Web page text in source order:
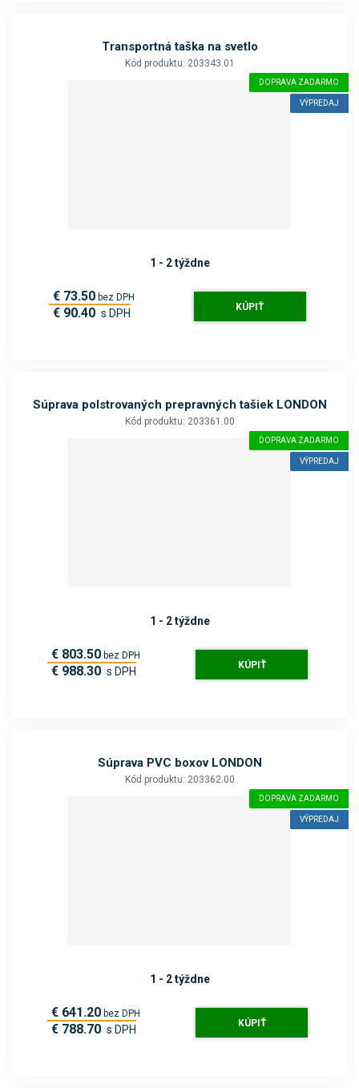
Transportná taška na svetlo
Kód produktu: 203343.01
DOPRAVA ZADARMO
VÝPREDAJ
1 - 2 týždne
€ 73.50 bez DPH
€ 90.40 s DPH KÚPIŤ
Súprava polstrovaných prepravných tašiek LONDON
Kód produktu: 203361.00
DOPRAVA ZADARMO
VÝPREDAJ
1 - 2 týždne
€ 803.50 bez DPH
€ 988.30 s DPH KÚPIŤ
Súprava PVC boxov LONDON
Kód produktu: 203362.00
DOPRAVA ZADARMO
VÝPREDAJ
1 - 2 týždne
€ 641.20 bez DPH
€ 788.70 s DPH KÚPIŤ